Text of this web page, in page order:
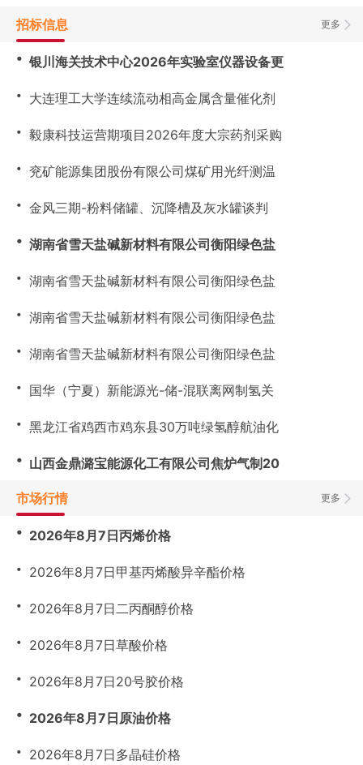
更多
招标信息
・ 银川海关技术中心2026年实验室仪器设备更
・ 大连理工大学连续流动相高金属含量催化剂
・ 毅康科技运营期项目2026年度大宗药剂采购
・ 兖矿能源集团股份有限公司煤矿用光纤测温
・ 金风三期-粉料储罐、沉降槽及灰水罐谈判
・ 湖南省雪天盐碱新材料有限公司衡阳绿色盐
・ 湖南省雪天盐碱新材料有限公司衡阳绿色盐
・ 湖南省雪天盐碱新材料有限公司衡阳绿色盐
・ 湖南省雪天盐碱新材料有限公司衡阳绿色盐
・ 国华（宁夏）新能源光-储-混联离网制氢关
・ 黑龙江省鸡西市鸡东县30万吨绿氢醇航油化
・ 山西金鼎潞宝能源化工有限公司焦炉气制20
更多
市场行情
・ 2026年8月7日丙烯价格
・ 2026年8月7日甲基丙烯酸异辛酯价格
・ 2026年8月7日二丙酮醇价格
・ 2026年8月7日草酸价格
・ 2026年8月7日20号胶价格
・ 2026年8月7日原油价格
・ 2026年8月7日多晶硅价格